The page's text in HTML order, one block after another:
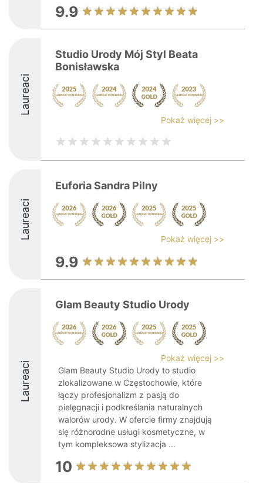
9.9
Laureaci
Studio Urody Mój Styl Beata
Bonisławska
Pokaż więcej >>
Laureaci
Euforia Sandra Pilny
Pokaż więcej >>
9.9
Laureaci
Glam Beauty Studio Urody
Pokaż więcej >>
Glam Beauty Studio Urody to studio
zlokalizowane w Częstochowie, które
łączy profesjonalizm z pasją do
pielęgnacji i podkreślania naturalnych
walorów urody. W ofercie firmy znajdują
się różnorodne usługi kosmetyczne, w
tym kompleksowa stylizacja ...
10